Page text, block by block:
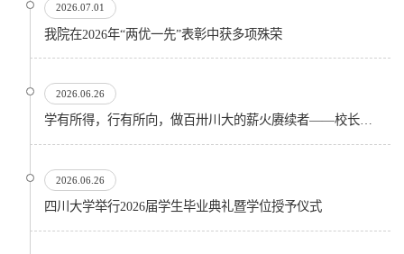
2026.07.01
我院在2026年“两优一先”表彰中获多项殊荣
2026.06.26
学有所得，行有所向，做百卅川大的薪火赓续者——校长汪劲松在四川大学2026届学生毕业典礼上的...
2026.06.26
四川大学举行2026届学生毕业典礼暨学位授予仪式